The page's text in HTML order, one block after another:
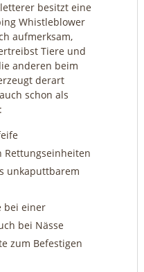
besitzt eine
Whistleblower
aufmerksam,
Tiere und
anderen beim
derart
schon als
unkaputtbarem
bei einer
bei Nässe
zum Befestigen